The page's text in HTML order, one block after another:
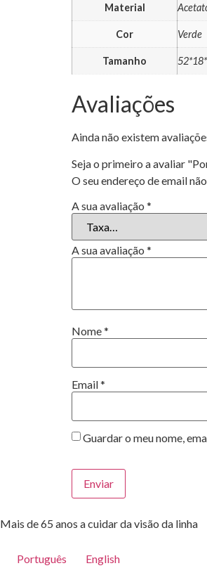
Material
Cor Verde
Tamanho
Avaliações
Ainda não existem
Seja o primeiro a avaliar
O seu endereço de email
A sua avaliação *
A sua avaliação *
Nome*
Email*
Guardar o meu nome,
Mais de 65 anos a cuidar da visão da linha
Português English